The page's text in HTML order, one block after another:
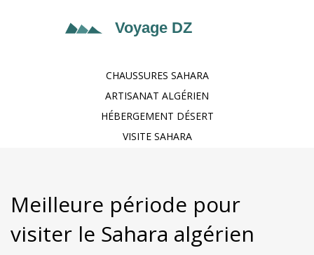
CHAUSSURES SAHARA
ARTISANAT ALGÉRIEN
HÉBERGEMENT DÉSERT
VISITE SAHARA
Meilleure période pour
visiter le Sahara algérien